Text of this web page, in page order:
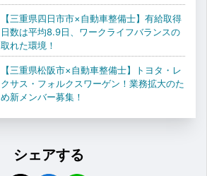
【三重県四日市市×自動車整備士】有給取得
日数は平均8.9日、ワークライフバランスの
取れた環境！
【三重県松阪市×自動車整備士】トヨタ・レ
クサス・フォルクスワーゲン！業務拡大のた
め新メンバー募集！
シェアする